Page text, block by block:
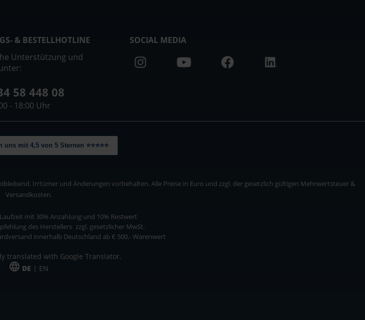
& BESTELLHOTLINE
Unterstützung und
58 448 08
- 18:00 Uhr
SOCIAL MEDIA
mit 4,5 von 5 Sternen ⭐⭐⭐⭐⭐
Irrtümer und Änderungen vorbehalten. Alle Preise in Euro und zzgl. der gesetzlich gültigen Mehrwertsteuer &
Versandkosten.
Laufzeit mit 30% Anzahlung und 10% Restwert
des Herstellers zzgl. gesetzlicher MwSt.
innerhalb Deutschland ab € 500,- Warenwert
translated with Google Translator.
DE | EN